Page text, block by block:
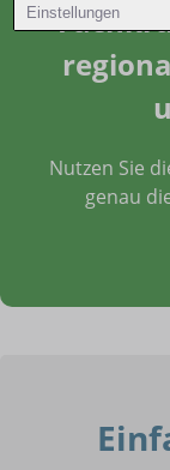
Einstellungen
Nutzen Sie
genau